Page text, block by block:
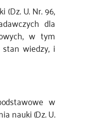
U. Nr. 96,
dla
w tym
wiedzy, i
w
nauki (Dz. U.